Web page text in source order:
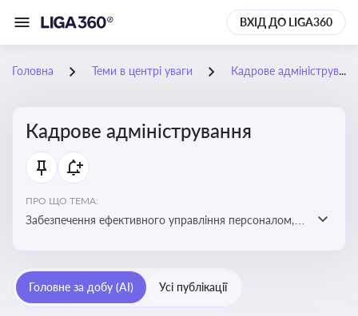
ВХІД ДО LIGA360
Головна Теми в центрі уваги Кадрове адміністрування
Кадрове адміністрування
ПРО ЩО ТЕМА:
Забезпечення ефективного управління персоналом,
Головне за добу (AI) Усі публікації